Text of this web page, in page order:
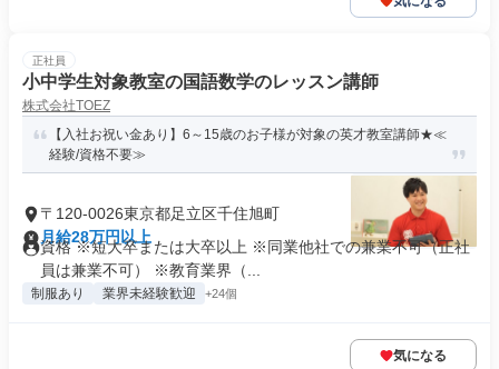
正社員
小中学生対象教室の国語数学のレッスン講師
株式会社TOEZ
【入社お祝い金あり】6～15歳のお子様が対象の英才教室講師★≪
経験/資格不要≫
〒120-0026東京都足立区千住旭町
月給28万円以上
資格 ※短大卒または大卒以上 ※同業他社での兼業不可（正社
員は兼業不可） ※教育業界（...
制服あり 業界未経験歓迎 +24個
気になる